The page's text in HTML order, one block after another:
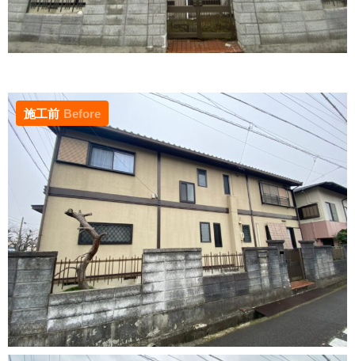
施工前 Before